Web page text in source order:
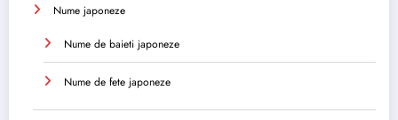
Nume japoneze
Nume de baieti japoneze
Nume de fete japoneze